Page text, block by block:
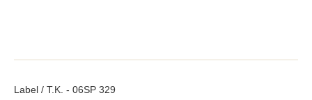
Label / T.K. - 06SP 329